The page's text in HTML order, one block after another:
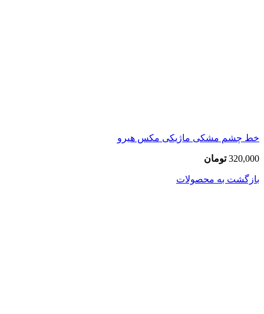
خط چشم مشکی ماژیکی مکس هیرو
320,000 تومان
بازگشت به محصولات